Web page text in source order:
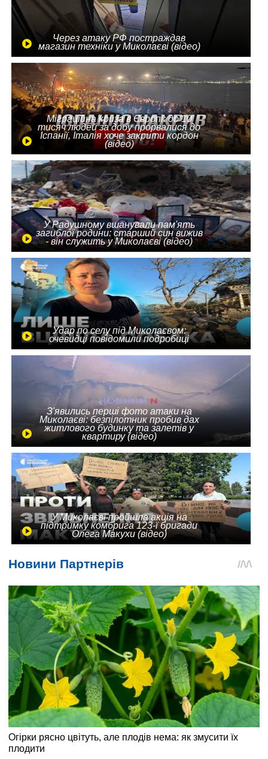
Через атаку РФ постраждав
магазин техніки у Миколаєві (відео)
Міграційна криза в Європі: до 10
тисяч людей за добу прорвалися до
Іспанії, Італія хоче закрити кордон
(відео)
У Радушному вшанували пам'ять
загиблої родини: старший син вижив
- він служить у Миколаєві (відео)
Удар по селу під Миколаєвом:
очевидці повідомили подробиці
З'явились перші фото атаки на
Миколаєві: безпілотник пробив дах
житлового будинку та залетів у
квартиру (відео)
У Миколаєві пройшла акція на
підтримку комбрига 123-ї бригади
Олега Макухи (відео)